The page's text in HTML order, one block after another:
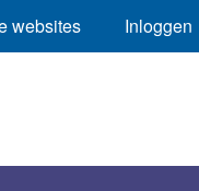
websites Inloggen